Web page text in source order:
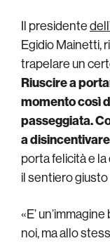
Il presidente
Egidio Mainetti,
trapelare un
Riuscire a
momento così
passeggiata.
a
porta felicità e
il sentiero
«E’
noi, ma allo